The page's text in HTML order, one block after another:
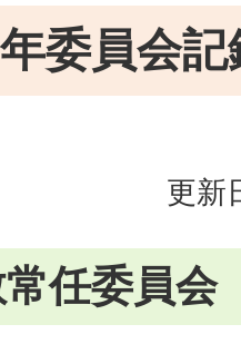
委員会記
更新
任委員会